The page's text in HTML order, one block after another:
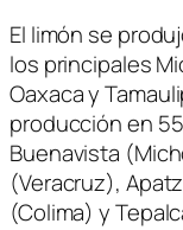
El limón se
los principales
Oaxaca y
producción en
Buenavista
(Veracruz),
(Colima) y